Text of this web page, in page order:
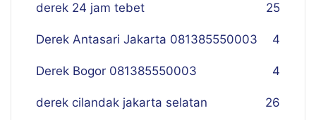
derek 24 jam tebet 25
Derek Antasari Jakarta 081385550003 4
Derek Bogor 081385550003 4
derek cilandak jakarta selatan 26